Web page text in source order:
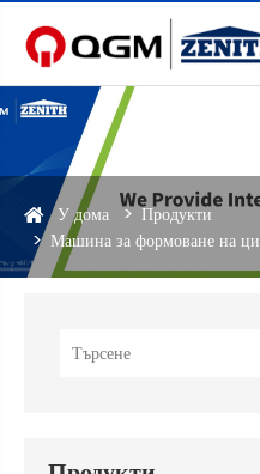
У дома
Продукти
Машина за формоване на